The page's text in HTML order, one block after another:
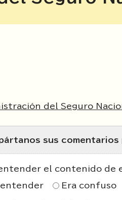
del Seguro
sus
el contenido de
Era confuso